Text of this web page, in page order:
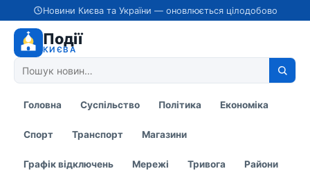
Новини Києва та України — оновлюється цілодобово
Події
КИЄВА
Головна Суспільство Політика Економіка
Спорт Транспорт Магазини
Графік відключень Мережі Тривога Райони